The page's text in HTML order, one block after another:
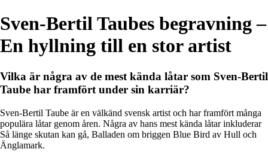
Sven-Bertil Taubes begravning –
En hyllning till en stor artist
Vilka är några av de mest kända låtar som Sven-Bertil
Taube har framfört under sin karriär?
Sven-Bertil Taube är en välkänd svensk artist och har framfört många
populära låtar genom åren. Några av hans mest kända låtar inkluderar
Så länge skutan kan gå, Balladen om briggen Blue Bird av Hull och
Änglamark.